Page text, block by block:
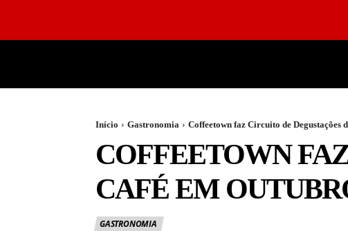
Início Gastronomia Coffeetown faz Circuito de Degustações
COFFEETOWN
CAFÉ EM
GASTRONOMIA